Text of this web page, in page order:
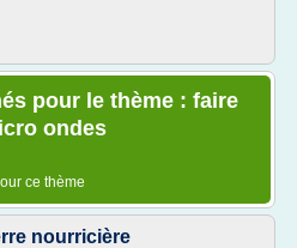
pour le thème : faire
ondes
ce thème
nourricière